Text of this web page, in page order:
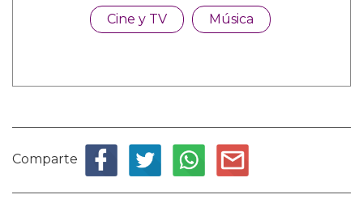
Cine y TV Música
Comparte